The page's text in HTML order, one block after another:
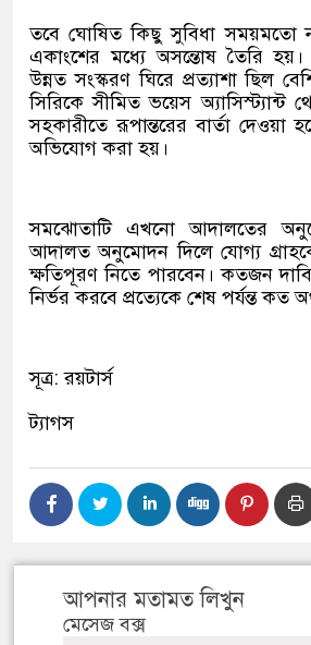
তবে ঘোষিত কিছু সুবিধা সময়মতো
একাংশের মধ্যে অসন্তোষ তৈরি
উন্নত সংস্করণ ঘিরে প্রত্যাশা ছিল
সিরিকে সীমিত ভয়েস অ্যাসিস্ট্যান্ট
সহকারীতে রূপান্তরের বার্তা দেওয়া
অভিযোগ করা হয়।
সমঝোতাটি এখনো আদালতের
আদালত অনুমোদন দিলে যোগ্য
ক্ষতিপূরণ নিতে পারবেন। কতজন
নির্ভর করবে প্রত্যেকে শেষ পর্যন্ত কত
সূত্র: রয়টার্স
ট্যাগস
আপনার মতামত লিখুন
মেসেজ বক্স